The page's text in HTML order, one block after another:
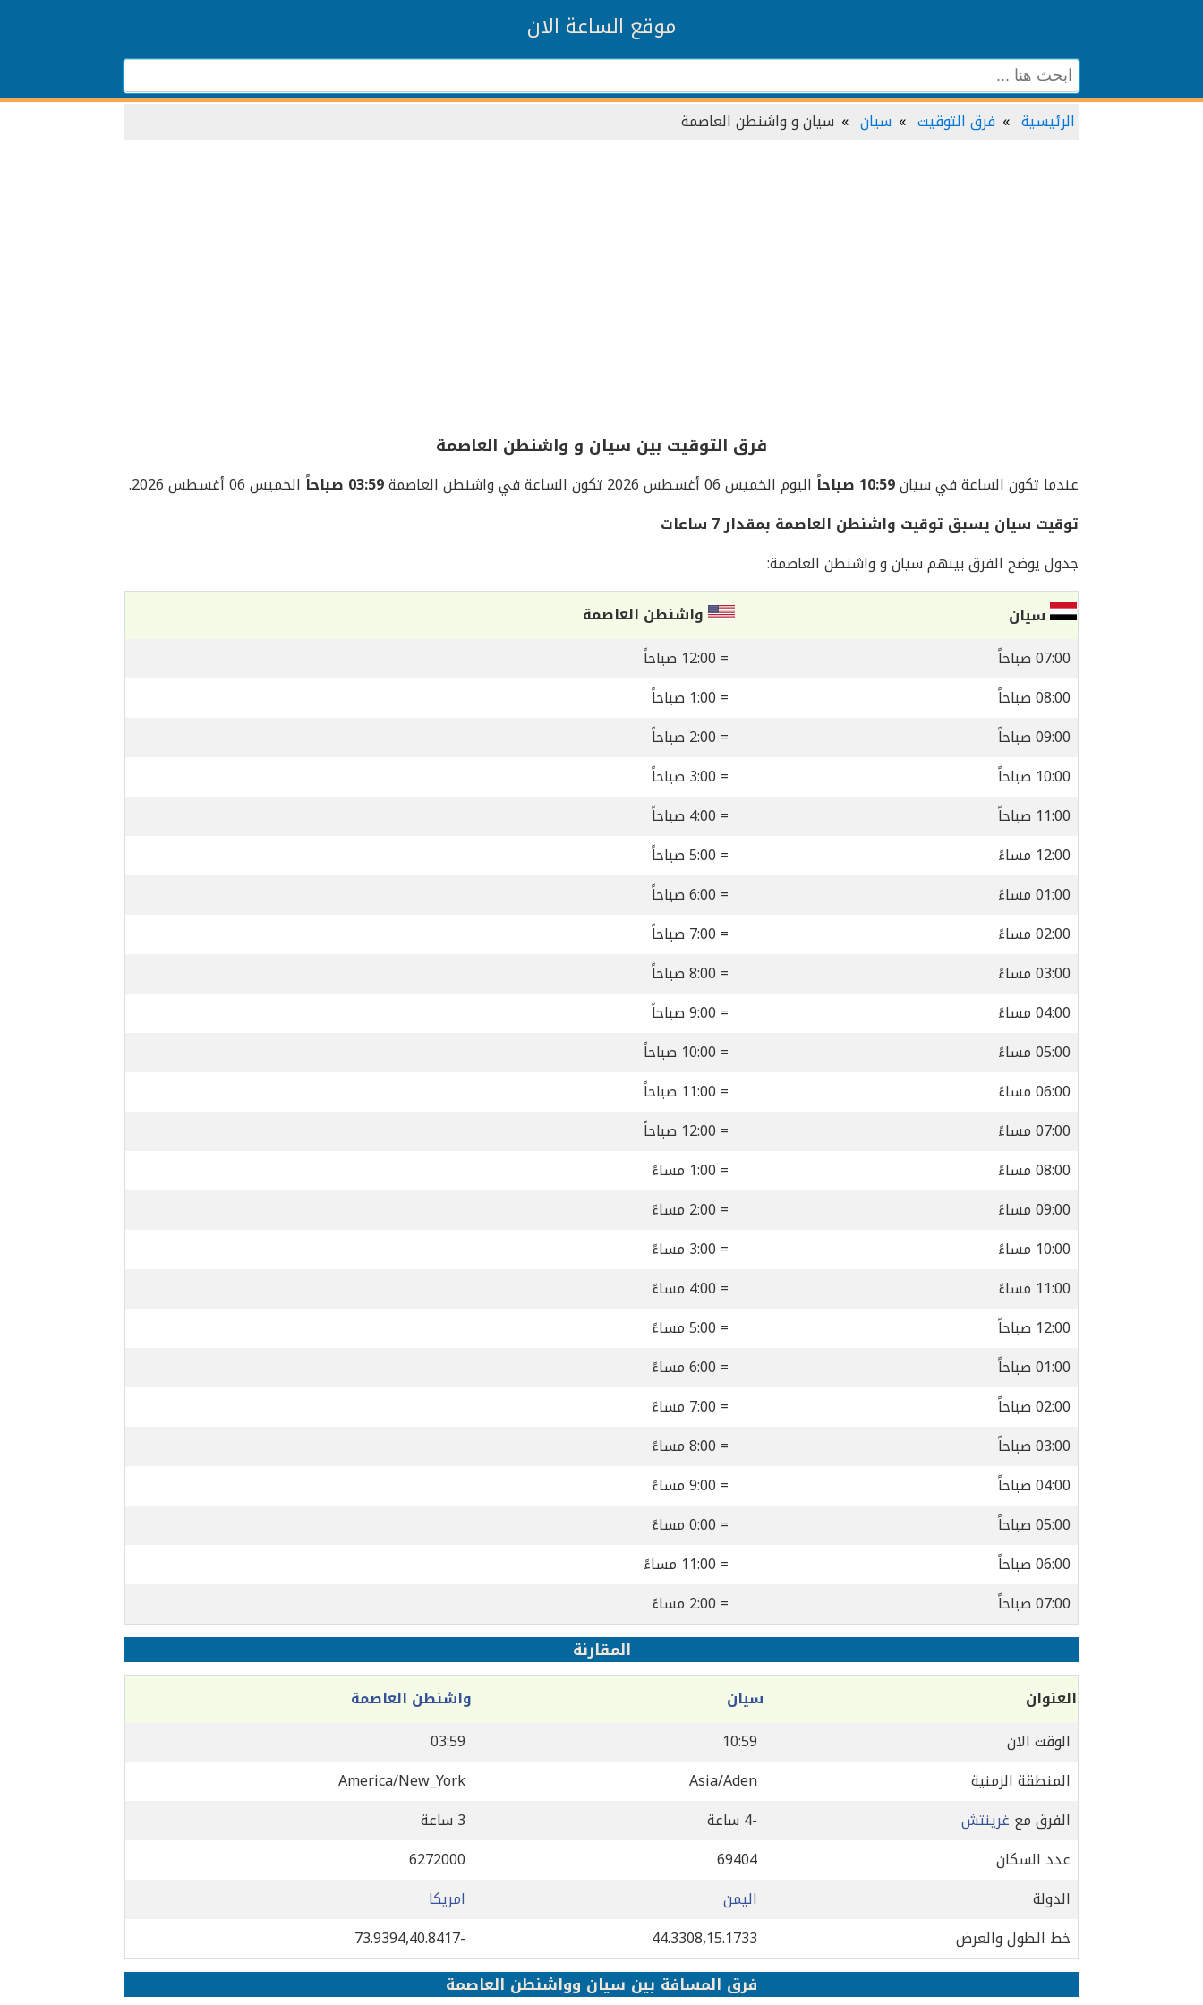
موقع الساعة الان
الرئيسية فرق التوقيت سيان سيان و واشنطن العاصمة
فرق التوقيت بين سيان و واشنطن العاصمة
عندما تكون الساعة في سيان10:59 صباحاً اليوم الخميس 06 أغسطس 2026 تكون الساعة في واشنطن العاصمة 03:59 صباحاً
الخميس 06 أغسطس 2026.
توقيت سيان يسبق توقيت واشنطن العاصمة بمقدار 7 ساعات
جدول يوضح الفرق بينهم سيان و واشنطن العاصمة:
سيان
واشنطن العاصمة
07:00 صباحاً
= 12:00 صباحاً
08:00 صباحاً
= 1:00 صباحاً
09:00 صباحاً
= 2:00 صباحاً
10:00 صباحاً
= 3:00 صباحاً
11:00 صباحاً
= 4:00 صباحاً
12:00 مساءً
= 5:00 صباحاً
01:00 مساءً
= 6:00 صباحاً
02:00 مساءً
= 7:00 صباحاً
03:00 مساءً
= 8:00 صباحاً
04:00 مساءً
= 9:00 صباحاً
05:00 مساءً
= 10:00 صباحاً
06:00 مساءً
= 11:00 صباحاً
07:00 مساءً
= 12:00 صباحاً
08:00 مساءً
= 1:00 مساءً
09:00 مساءً
= 2:00 مساءً
10:00 مساءً
= 3:00 مساءً
11:00 مساءً
= 4:00 مساءً
12:00 صباحاً
= 5:00 مساءً
01:00 صباحاً
= 6:00 مساءً
02:00 صباحاً
= 7:00 مساءً
03:00 صباحاً
= 8:00 مساءً
04:00 صباحاً
= 9:00 مساءً
05:00 صباحاً
= 0:00 مساءً
06:00 صباحاً
= 11:00 مساءً
07:00 صباحاً
= 2:00 مساءً
المقارنة
العنوان سيان
واشنطن العاصمة
الوقت الان
10:59
03:59
المنطقة الزمنية
Asia/Aden
America/New_York
الفرق مع غرينتش -4 ساعة
3 ساعة
عدد السكان
69404
6272000
الدولة
اليمن
امريكا
خط الطول والعرض
44.3308,15.1733
-73.9394,40.8417
فرق المسافة بين سيان وواشنطن العاصمة